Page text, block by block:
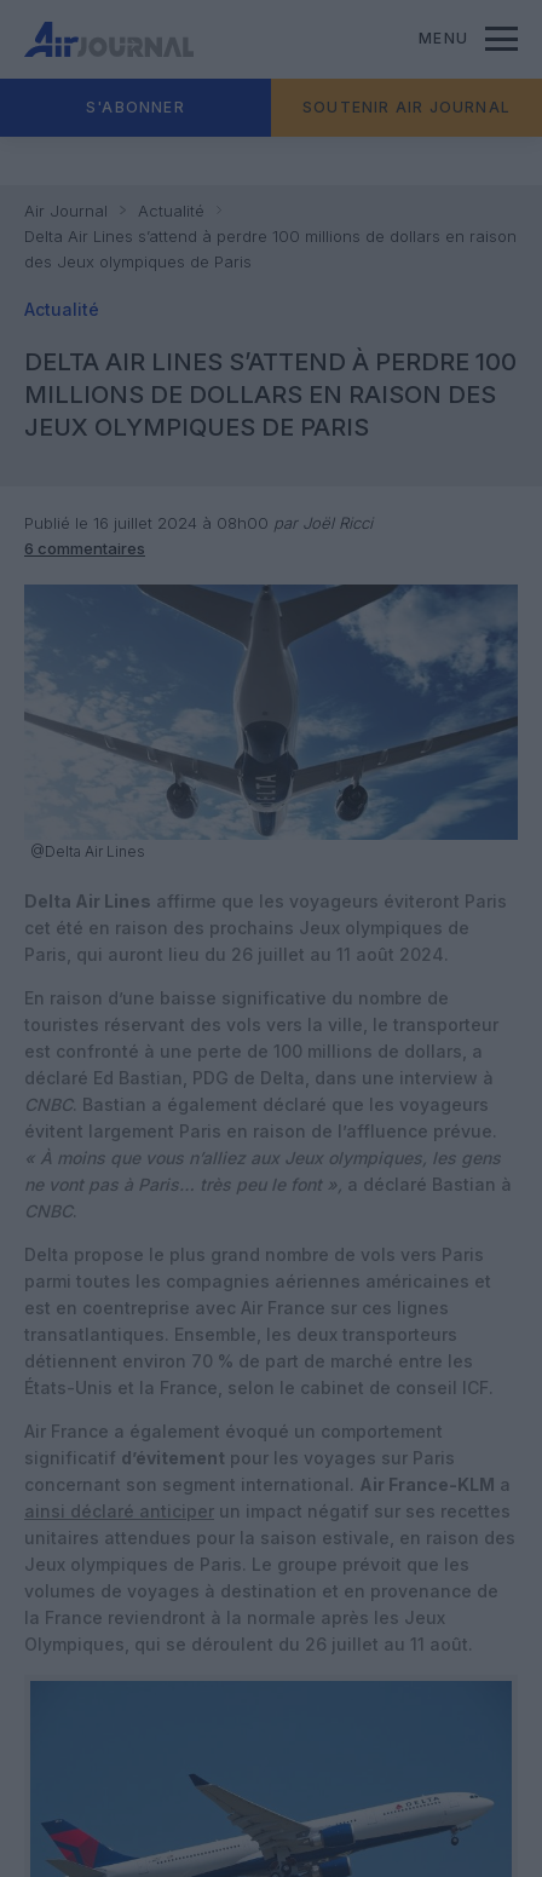
MENU
S'ABONNER SOUTENIR AIR JOURNAL
Air Journal
Actualité
Delta Air Lines s’attend à perdre 100 millions de dollars en raison
des Jeux olympiques de Paris
Actualité
DELTA AIR LINES S’ATTEND À PERDRE 100
MILLIONS DE DOLLARS EN RAISON DES
JEUX OLYMPIQUES DE PARIS
Publié le 16 juillet 2024 à 08h00 par Joël Ricci
6 commentaires
@Delta Air Lines
Delta Air Lines affirme que les voyageurs éviteront Paris
cet été en raison des prochains Jeux olympiques de
Paris, qui auront lieu du 26 juillet au 11 août 2024.
En raison d’une baisse significative du nombre de
touristes réservant des vols vers la ville, le transporteur
est confronté à une perte de 100 millions de dollars, a
déclaré Ed Bastian, PDG de Delta, dans une interview à
CNBC. Bastian a également déclaré que les voyageurs
évitent largement Paris en raison de l’affluence prévue.
« À moins que vous n’alliez aux Jeux olympiques, les gens
ne vont pas à Paris… très peu le font », a déclaré Bastian à
CNBC.
Delta propose le plus grand nombre de vols vers Paris
parmi toutes les compagnies aériennes américaines et
est en coentreprise avec Air France sur ces lignes
transatlantiques. Ensemble, les deux transporteurs
détiennent environ 70 % de part de marché entre les
États-Unis et la France, selon le cabinet de conseil ICF.
Air France a également évoqué un comportement
significatif d’évitement pour les voyages sur Paris
concernant son segment international. Air France-KLM a
ainsi déclaré anticiper un impact négatif sur ses recettes
unitaires attendues pour la saison estivale, en raison des
Jeux olympiques de Paris. Le groupe prévoit que les
volumes de voyages à destination et en provenance de
la France reviendront à la normale après les Jeux
Olympiques, qui se déroulent du 26 juillet au 11 août.